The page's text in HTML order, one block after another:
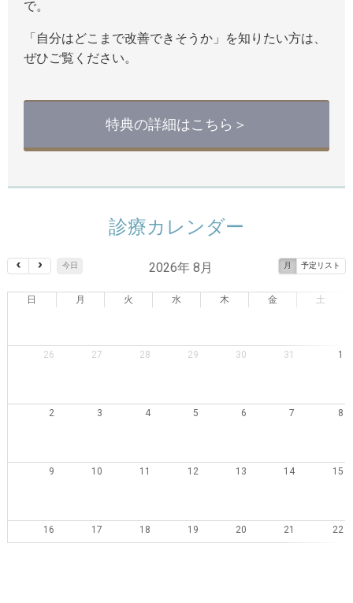
で。
「自分はどこまで改善できそうか」を知りたい方は、
ぜひご覧ください。
特典の詳細はこちら＞
診療カレンダー
今日 月 予定リスト
2026年 8月
日 月 火 水 木 金 土
26 27 28 29 30 31 1
2 3 4 5 6 7 8
9 10 11 12 13 14 15
16 17 18 19 20 21 22